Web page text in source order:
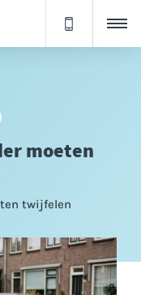
moeten
twijfelen